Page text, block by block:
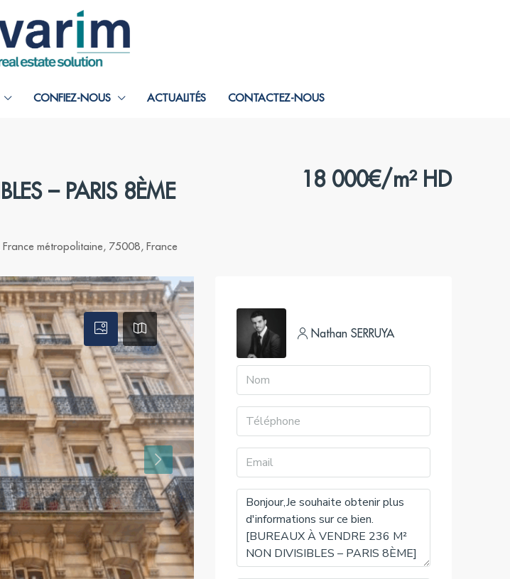
CONFIEZ-NOUS ACTUALITÉS CONTACTEZ-NOUS
– PARIS 8ÈME 18 000€/m² HD
métropolitaine, 75008, France
Nathan SERRUYA